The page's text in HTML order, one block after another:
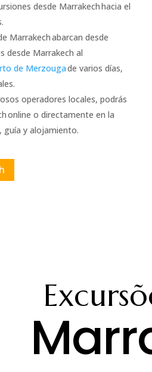
desde Marrakech hacia el
Marrakech abarcan desde
desde Marrakech al
de Merzougade varios días,
operadores locales, podrás
online o directamente en la
guía y alojamiento.